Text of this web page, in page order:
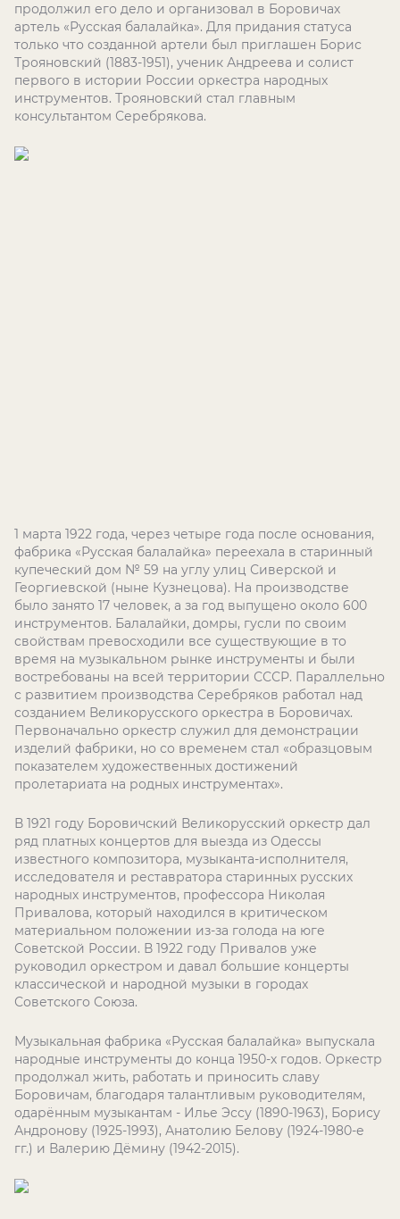
продолжил его дело и организовал в Боровичах
артель «Русская балалайка». Для придания статуса
только что созданной артели был приглашен Борис
Трояновский (1883-1951), ученик Андреева и солист
первого в истории России оркестра народных
инструментов. Трояновский стал главным
консультантом Серебрякова.
1 марта 1922 года, через четыре года после основания,
фабрика «Русская балалайка» переехала в старинный
купеческий дом № 59 на углу улиц Сиверской и
Георгиевской (ныне Кузнецова). На производстве
было занято 17 человек, а за год выпущено около 600
инструментов. Балалайки, домры, гусли по своим
свойствам превосходили все существующие в то
время на музыкальном рынке инструменты и были
востребованы на всей территории СССР. Параллельно
с развитием производства Серебряков работал над
созданием Великорусского оркестра в Боровичах.
Первоначально оркестр служил для демонстрации
изделий фабрики, но со временем стал «образцовым
показателем художественных достижений
пролетариата на родных инструментах».
В 1921 году Боровичский Великорусский оркестр дал
ряд платных концертов для выезда из Одессы
известного композитора, музыканта-исполнителя,
исследователя и реставратора старинных русских
народных инструментов, профессора Николая
Привалова, который находился в критическом
материальном положении из-за голода на юге
Советской России. В 1922 году Привалов уже
руководил оркестром и давал большие концерты
классической и народной музыки в городах
Советского Союза.
Музыкальная фабрика «Русская балалайка» выпускала
народные инструменты до конца 1950-х годов. Оркестр
продолжал жить, работать и приносить славу
Боровичам, благодаря талантливым руководителям,
одарённым музыкантам - Илье Эссу (1890-1963), Борису
Андронову (1925-1993), Анатолию Белову (1924-1980-е
гг.) и Валерию Дёмину (1942-2015).